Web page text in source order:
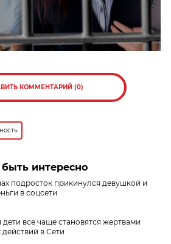
КОММЕНТАРИЙ (0)
интересно
подросток прикинулся девушкой и
в соцсети
все чаще становятся жертвами
действий в Сети